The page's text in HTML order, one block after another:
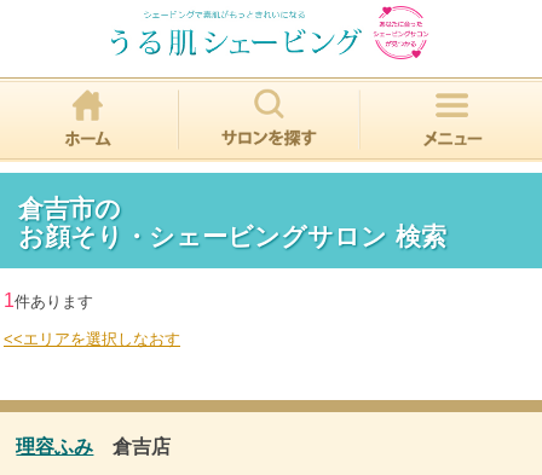
倉吉市の
お顔そり・シェービングサロン 検索
1件あります
<<エリアを選択しなおす
理容ふみ 倉吉店